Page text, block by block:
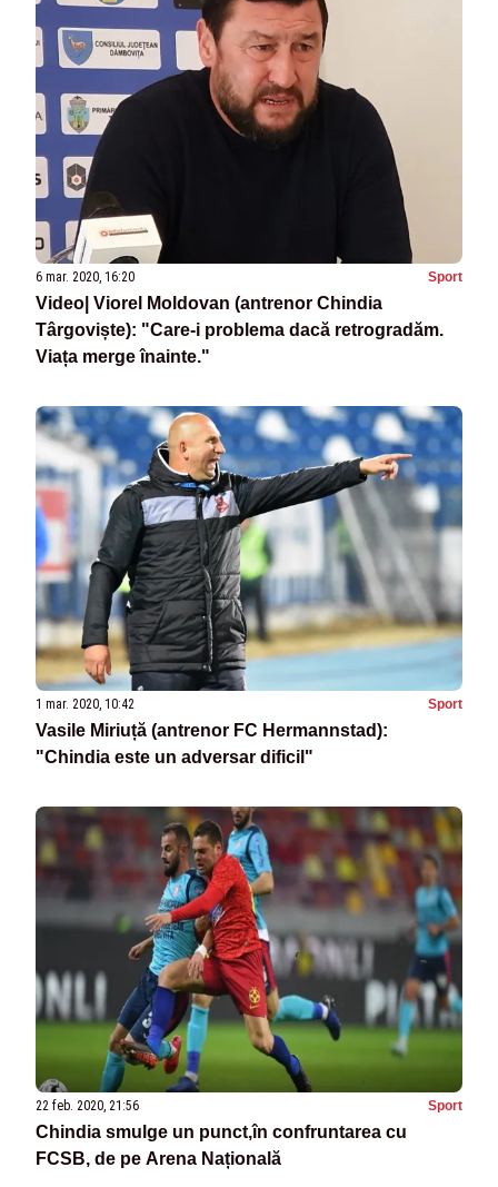
6 mar. 2020, 16:20 Sport
Video| Viorel Moldovan (antrenor Chindia
Târgoviște): "Care-i problema dacă retrogradăm.
Viața merge înainte."
1 mar. 2020, 10:42 Sport
Vasile Miriuță (antrenor FC Hermannstad):
"Chindia este un adversar dificil"
22 feb. 2020, 21:56 Sport
Chindia smulge un punct,în confruntarea cu
FCSB, de pe Arena Națională